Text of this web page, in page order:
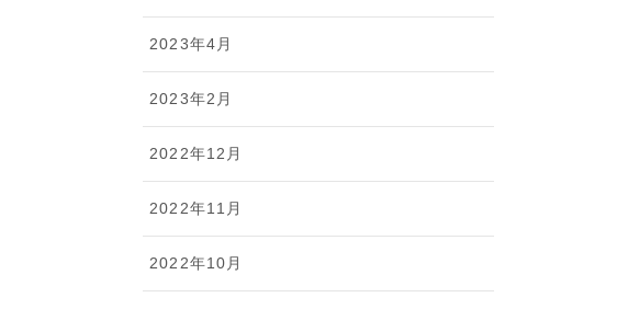
2023年4月
2023年2月
2022年12月
2022年11月
2022年10月